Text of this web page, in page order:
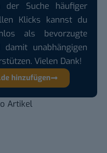
Suche häufiger
Klicks kannst du
als bevorzugte
unabhängigen
Vielen Dank!
hinzufügen
Artikel